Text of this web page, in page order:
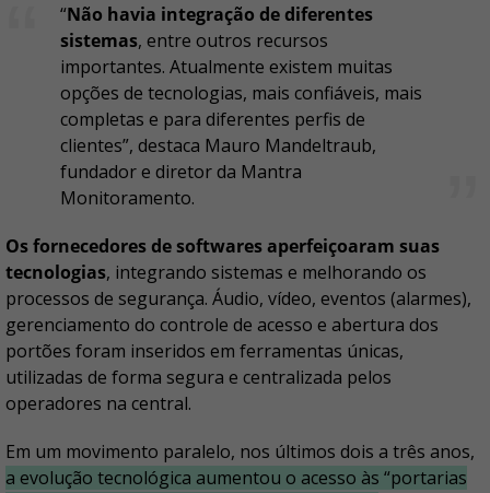
“Não havia integração de diferentes
sistemas, entre outros recursos
importantes. Atualmente existem muitas
opções de tecnologias, mais confiáveis, mais
completas e para diferentes perfis de
clientes”, destaca Mauro Mandeltraub,
fundador e diretor da Mantra
Monitoramento.
Os fornecedores de softwares aperfeiçoaram suas
tecnologias, integrando sistemas e melhorando os
processos de segurança. Áudio, vídeo, eventos (alarmes),
gerenciamento do controle de acesso e abertura dos
portões foram inseridos em ferramentas únicas,
utilizadas de forma segura e centralizada pelos
operadores na central.
Em um movimento paralelo, nos últimos dois a três anos,
a evolução tecnológica aumentou o acesso às “portarias